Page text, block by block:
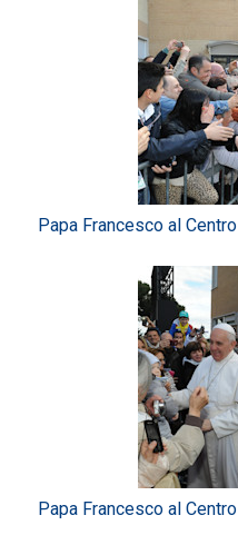
Papa Francesco al
Papa Francesco al